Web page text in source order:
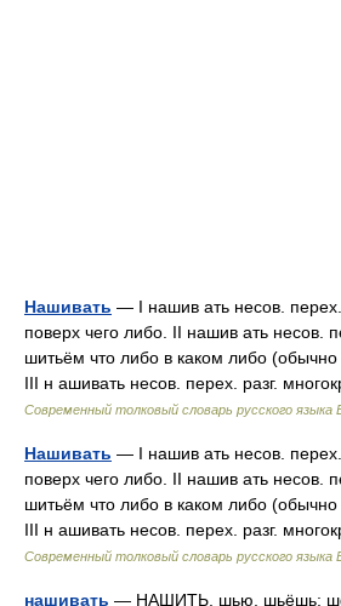
Нашивать — I нашив ать несов.
поверх чего либо. II нашив ать несов.
шитьём что либо в каком либо
III н ашивать несов. перех. разг.
Современный толковый словарь русского языка
Нашивать — I нашив ать несов.
поверх чего либо. II нашив ать несов.
шитьём что либо в каком либо
III н ашивать несов. перех. разг.
Современный толковый словарь русского языка
нашивать — НАШИТЬ, шью, шьёшь;